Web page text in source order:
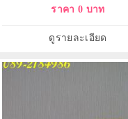
ราคา 0 บาท
ดูรายละเอียด